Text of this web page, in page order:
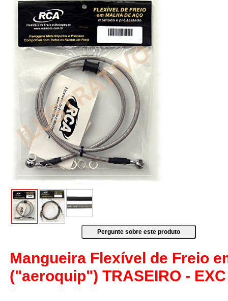
Mangueira Flexível de Freio
("aeroquip") TRASEIRO -